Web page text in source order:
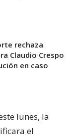
rechaza
Claudio Crespo
en caso
lunes, la
el